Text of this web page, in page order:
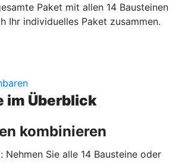
Paket mit allen 14 Bausteinen
Ihr individuelles Paket zusammen.
im Überblick
kombinieren
Nehmen Sie alle 14 Bausteine oder